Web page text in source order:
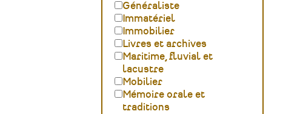
Généraliste
Immatériel
Immobilier
Livres et archives
Maritime, fluvial et
lacustre
Mobilier
Mémoire orale et
traditions